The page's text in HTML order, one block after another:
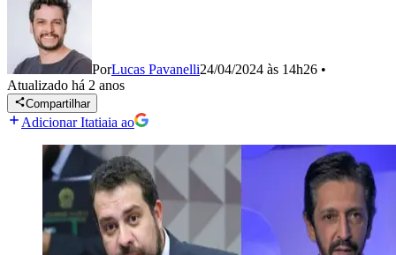
PorLucas Pavanelli24/04/2024 às 14h26 •
Atualizado há 2 anos
Compartilhar
Adicionar Itatiaia ao